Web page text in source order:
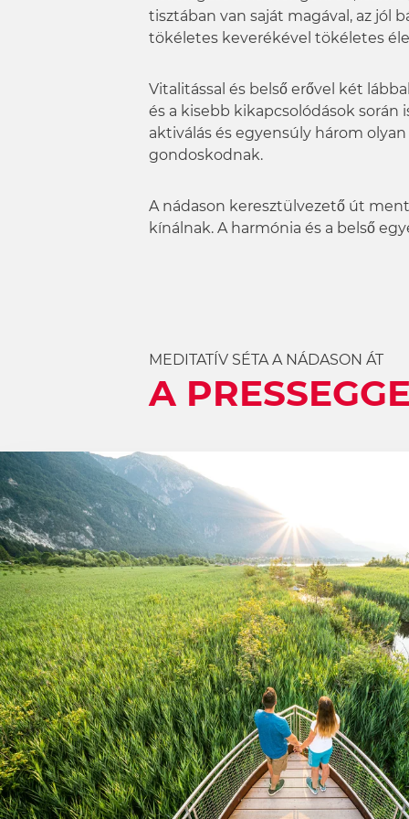
tisztában van saját magával, az jól
tökéletes keverékével tökéletes
Vitalitással és belső erővel két
és a kisebb kikapcsolódások
aktiválás és egyensúly három
gondoskodnak.
A nádason keresztülvezető út
kínálnak. A harmónia és a belső
MEDITATÍV SÉTA A NÁDASON ÁT
A